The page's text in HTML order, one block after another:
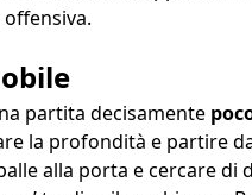
partita decisamente
la profondità e partire
alla porta e cercare di